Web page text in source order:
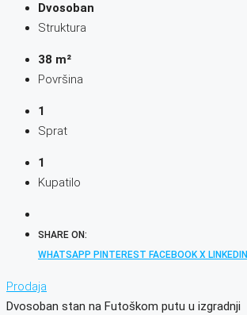
Dvosoban
Struktura
38 m²
Površina
1
Sprat
1
Kupatilo
SHARE ON:
WHATSAPP PINTEREST FACEBOOK X LINKEDIN
Prodaja
Dvosoban stan na Futoškom putu u izgradnji